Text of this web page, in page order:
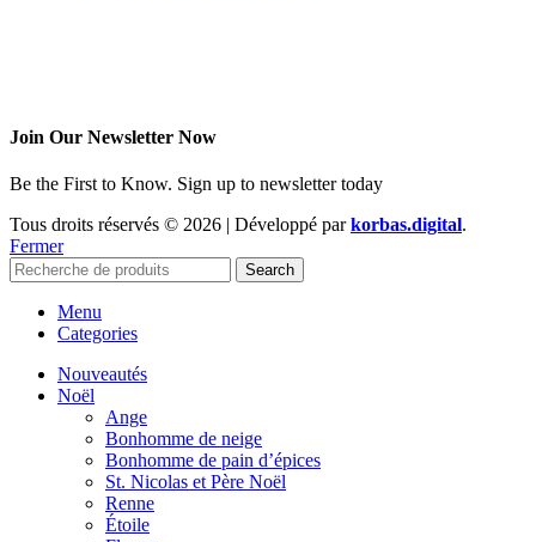
Join Our Newsletter Now
Be the First to Know. Sign up to newsletter today
Tous droits réservés © 2026 | Développé parkorbas.digital.
Fermer
Search
Menu
Categories
Nouveautés
Noël
Ange
Bonhomme de neige
Bonhomme de pain d’épices
St. Nicolas et Père Noël
Renne
Étoile